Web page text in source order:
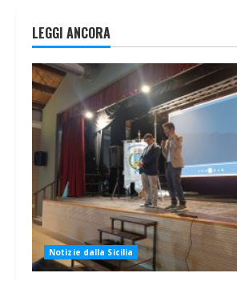
LEGGI ANCORA
Notizie dalla Sicilia